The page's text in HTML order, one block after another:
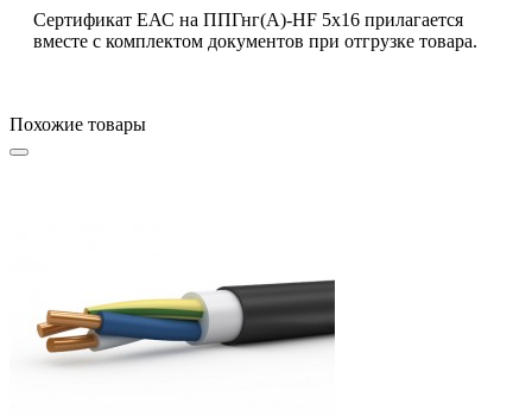
Сертификат ЕАС на ППГнг(А)-HF 5х16 прилагается
вместе с комплектом документов при отгрузке товара.
Похожие товары